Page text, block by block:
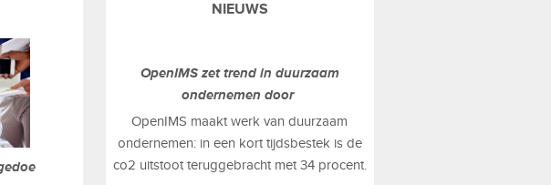
NIEUWS
OpenIMS zet trend in duurzaam
ondernemen door
OpenIMS maakt werk van duurzaam
ondernemen: in een kort tijdsbestek is de
co2 uitstoot teruggebracht met 34 procent.